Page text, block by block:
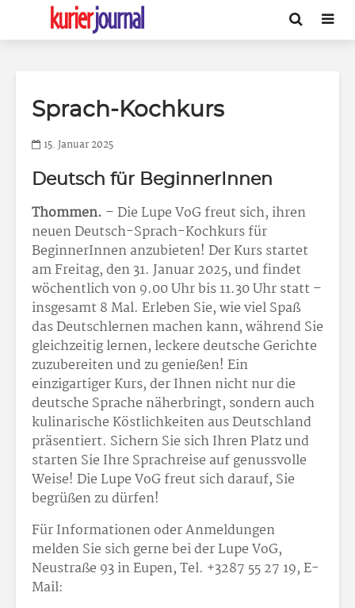
Sprach-Kochkurs
15. Januar 2025
Deutsch für BeginnerInnen
Thommen. – Die Lupe VoG freut sich, ihren
neuen Deutsch-Sprach-Kochkurs für
BeginnerInnen anzubieten! Der Kurs startet
am Freitag, den 31. Januar 2025, und findet
wöchentlich von 9.00 Uhr bis 11.30 Uhr statt –
insgesamt 8 Mal. Erleben Sie, wie viel Spaß
das Deutschlernen machen kann, während Sie
gleichzeitig lernen, leckere deutsche Gerichte
zuzubereiten und zu genießen! Ein
einzigartiger Kurs, der Ihnen nicht nur die
deutsche Sprache näherbringt, sondern auch
kulinarische Köstlichkeiten aus Deutschland
präsentiert. Sichern Sie sich Ihren Platz und
starten Sie Ihre Sprachreise auf genussvolle
Weise! Die Lupe VoG freut sich darauf, Sie
begrüßen zu dürfen!
Für Informationen oder Anmeldungen
melden Sie sich gerne bei der Lupe VoG,
Neustraße 93 in Eupen, Tel. +3287 55 27 19, E-
Mail: